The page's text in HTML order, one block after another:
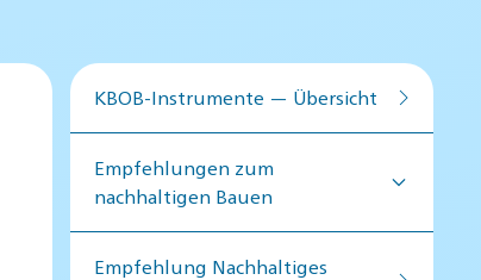
KBOB-Instrumente — Übersicht
Empfehlungen zum
nachhaltigen Bauen
Empfehlung Nachhaltiges